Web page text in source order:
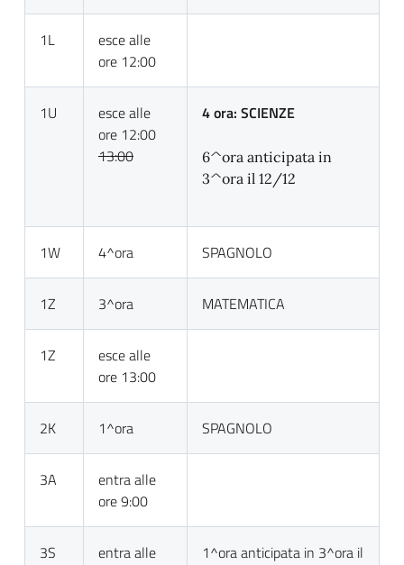
1L
esce alle
ore 12:00
1U
esce alle
ore 12:00
13:00
4 ora: SCIENZE
6^ora anticipata in
3^ora il 12/12
1W 4^ora SPAGNOLO
1Z 3^ora MATEMATICA
1Z
esce alle
ore 13:00
2K 1^ora SPAGNOLO
3A
entra alle
ore 9:00
3S
entra alle
1^ora anticipata in 3^ora il